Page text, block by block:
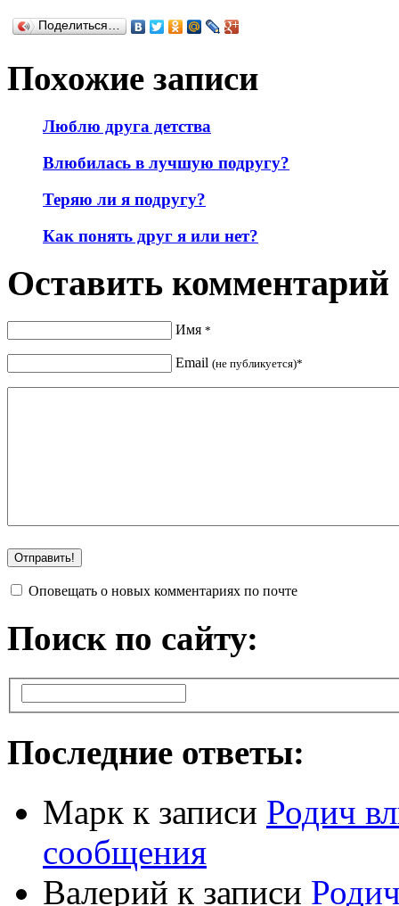
Поделиться…
Похожие записи
Люблю друга детства
Влюбилась в лучшую подругу?
Теряю ли я подругу?
Как понять друг я или нет?
Оставить комментарий
Имя *
Email (не публикуется)*
Оповещать о новых комментариях по почте
Поиск по сайту:
Последние ответы:
Марк к записи Родич
сообщения
Валерий к записи